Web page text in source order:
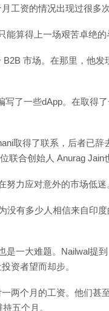
工资的情况出现过很多
算得上一场艰苦卓绝的
B2B 市场。在那里，他
写了一些dApp。在取得
取得了联系，后者已
联合创始人 Anurag Jain
力应对意外的市场低迷
没有多少人相信来自印
是一大难题。Nailwal提
资者望而却步。
两个月的工资。他们甚
五个月。